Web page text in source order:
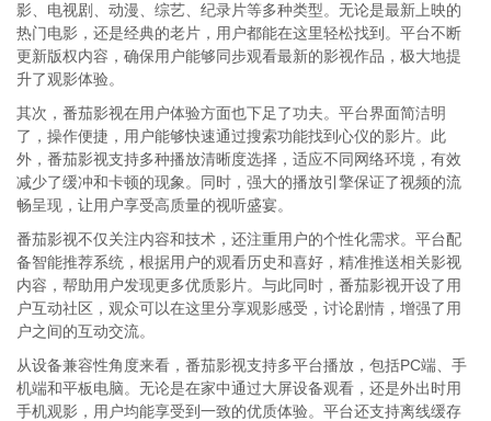
影、电视剧、动漫、综艺、纪录片等多种类型。无论是最新上映的
热门电影，还是经典的老片，用户都能在这里轻松找到。平台不断
更新版权内容，确保用户能够同步观看最新的影视作品，极大地提
升了观影体验。
其次，番茄影视在用户体验方面也下足了功夫。平台界面简洁明
了，操作便捷，用户能够快速通过搜索功能找到心仪的影片。此
外，番茄影视支持多种播放清晰度选择，适应不同网络环境，有效
减少了缓冲和卡顿的现象。同时，强大的播放引擎保证了视频的流
畅呈现，让用户享受高质量的视听盛宴。
番茄影视不仅关注内容和技术，还注重用户的个性化需求。平台配
备智能推荐系统，根据用户的观看历史和喜好，精准推送相关影视
内容，帮助用户发现更多优质影片。与此同时，番茄影视开设了用
户互动社区，观众可以在这里分享观影感受，讨论剧情，增强了用
户之间的互动交流。
从设备兼容性角度来看，番茄影视支持多平台播放，包括PC端、手
机端和平板电脑。无论是在家中通过大屏设备观看，还是外出时用
手机观影，用户均能享受到一致的优质体验。平台还支持离线缓存